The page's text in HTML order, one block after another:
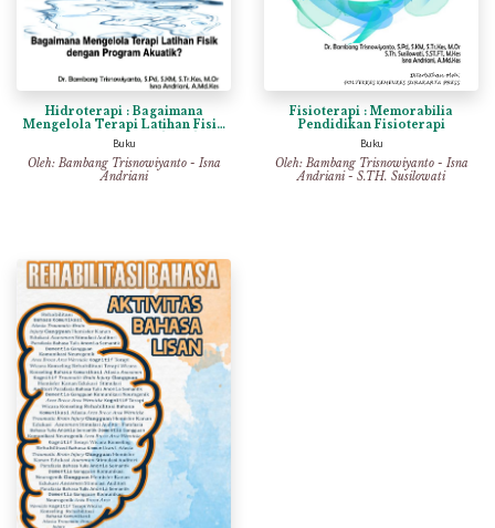
Hidroterapi : Bagaimana
Mengelola Terapi Latihan Fisik
Dengan Program Akuatik?
Buku
Oleh: Bambang Trisnowiyanto- Isna
Andriani
Fisioterapi : Memorabilia
Pendidikan Fisioterapi
Buku
Oleh: Bambang Trisnowiyanto- Isna
Andriani- S.TH. Susilowati